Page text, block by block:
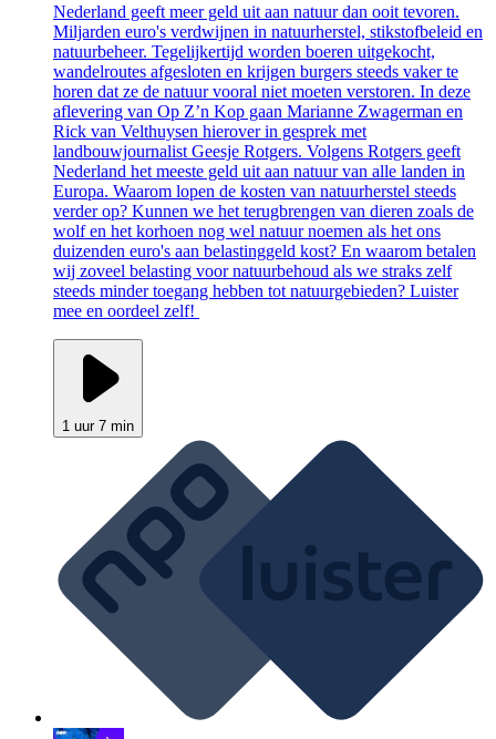
Nederland geeft meer geld uit aan natuur dan ooit tevoren.
Miljarden euro's verdwijnen in natuurherstel, stikstofbeleid en
natuurbeheer. Tegelijkertijd worden boeren uitgekocht,
wandelroutes afgesloten en krijgen burgers steeds vaker te
horen dat ze de natuur vooral niet moeten verstoren. In deze
aflevering van Op Z’n Kop gaan Marianne Zwagerman en
Rick van Velthuysen hierover in gesprek met
landbouwjournalist Geesje Rotgers. Volgens Rotgers geeft
Nederland het meeste geld uit aan natuur van alle landen in
Europa. Waarom lopen de kosten van natuurherstel steeds
verder op? Kunnen we het terugbrengen van dieren zoals de
wolf en het korhoen nog wel natuur noemen als het ons
duizenden euro's aan belastinggeld kost? En waarom betalen
wij zoveel belasting voor natuurbehoud als we straks zelf
steeds minder toegang hebben tot natuurgebieden? Luister
mee en oordeel zelf!
1 uur 7 min